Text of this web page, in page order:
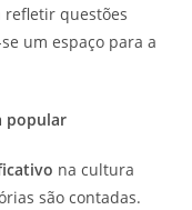
refletir questões
um espaço para a
popular
na cultura
são contadas.